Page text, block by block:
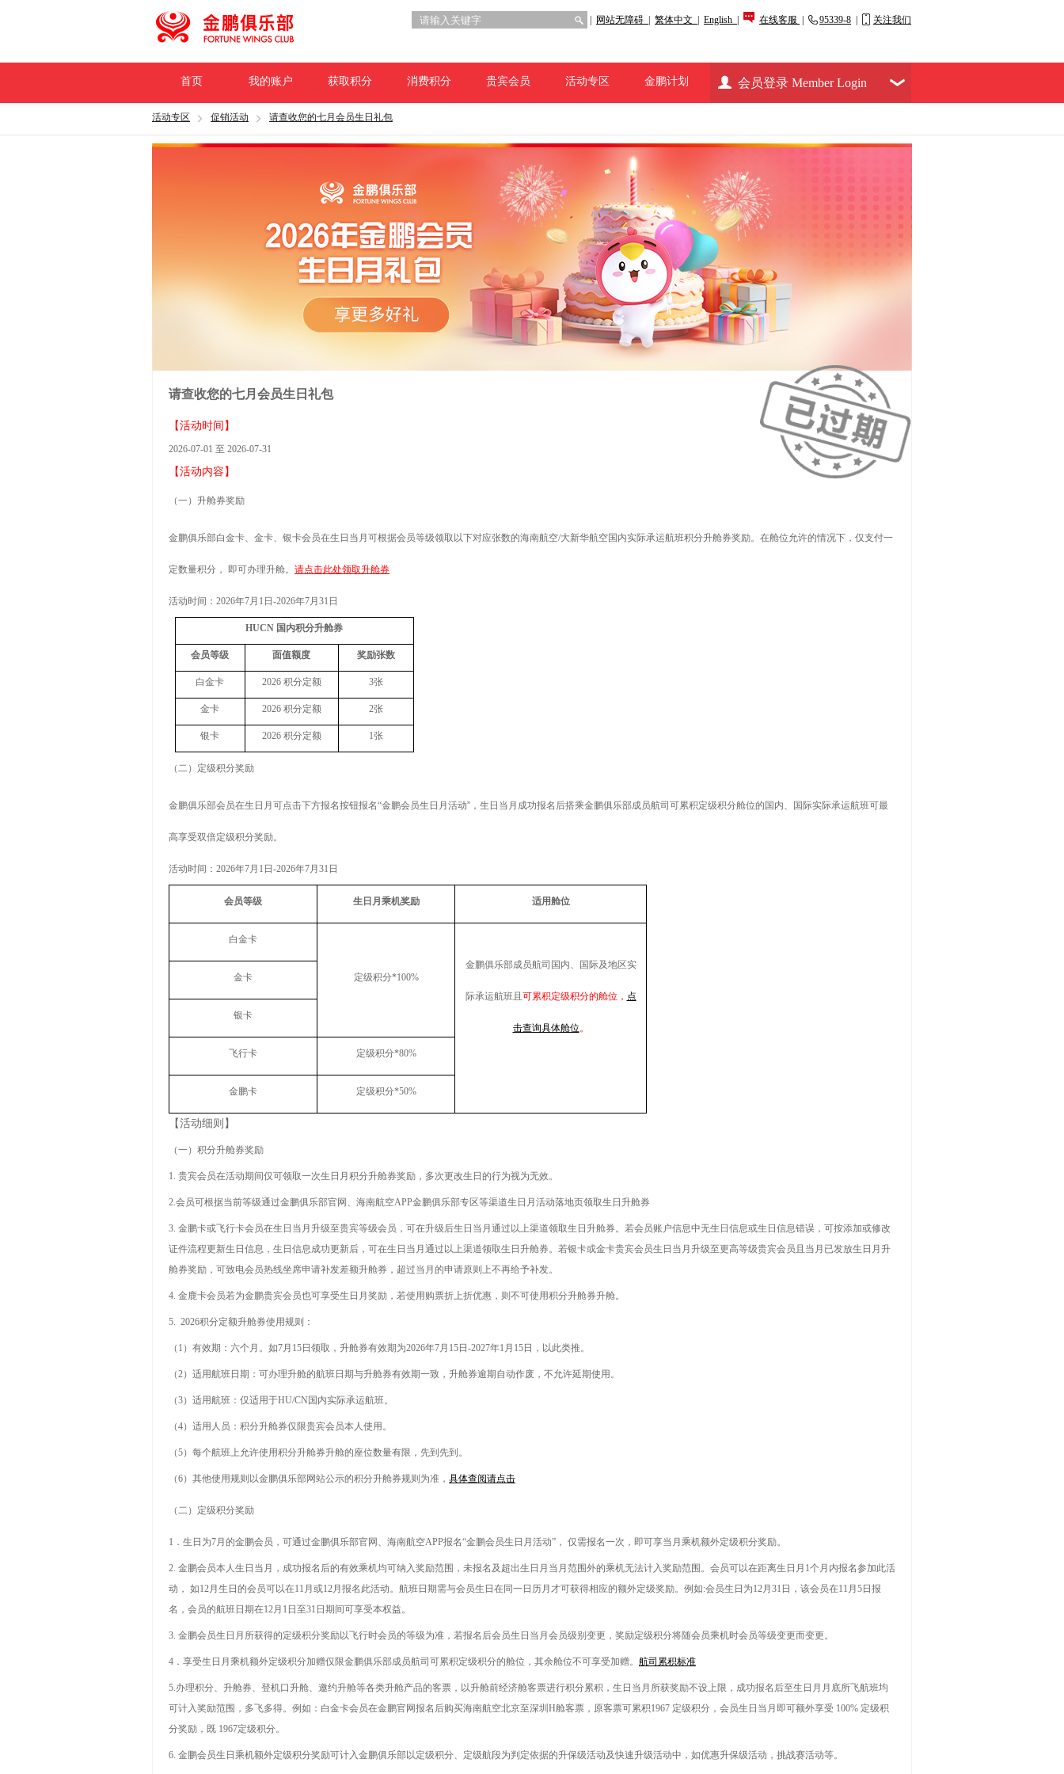
网站无障碍 | 繁体中文 | English | 在线客服 95339-8 关注我们
首页 我的账户 获取积分 消费积分 贵宾会员 活动专区 金鹏计划 会员登录 Member Login
活动专区 促销活动 请查收您的七月会员生日礼包
请查收您的七月会员生日礼包
【活动时间】
2026-07-01 至 2026-07-31
【活动内容】
（一）升舱券奖励
金鹏俱乐部白金卡、金卡、银卡会员在生日当月可根据会员等级领取 以下对应张数的海南航空/大新华航空国内实际承运航班积分升舱券奖励。在舱位允许的情况下，仅支付一
定数量积分， 即可办理升舱。 请点击此处领取升舱券
活动时间： 2026年7月 1 日 -2026年7月 31 日
HUCN 国内积分升舱券
会员等级 面值额度 奖励张数
白金卡 2026 积分定额 3张
金卡 2026 积分定额 2张
银卡 2026 积分定额 1张
（二）定级积分奖励
金鹏俱乐部会员在生日月可点击下方报名按钮报名“金鹏会员生日月活动”，生日当月成功报名后搭乘金鹏俱乐部成员航司可累积定级积分舱位的国内、国际实际承运航班可最
高享受双倍定级积分奖励。
活动时间： 2026年7月 1 日 -2026年7月 31 日
会员等级 生日月乘机奖励 适用舱位
白金卡
定级积分*100%
金鹏俱乐部成员航司国内、国际及地区实
际承运航班且 可累积定级积分的舱位， 点
击查询具体舱位。
金卡
银卡
飞行卡 定级积分*80%
金鹏卡 定级积分*50%
【活动细则】
（一）积分升舱券奖励
1. 贵宾会员在活动期间仅可领取一次生日月积分升舱券奖励，多次更改生日的行为视为无效。
2.会员可根据当前等级通过金鹏俱乐部官网、海南航空APP金鹏俱乐部专区等渠道生日月活动落地页领取生日升舱券
3. 金鹏卡或飞行卡会员在生日当月升级至贵宾等级会员，可在升级后生日当月通过以上渠道领取生日升舱券。若会员账户信息中无生日信息或生日信息错误，可按添加或修改
证件流程更新生日信息，生日信息成功更新后，可在生日当月通过以上渠道领取生日升舱券。若银卡或金卡贵宾会员生日当月升级至更高等级贵宾会员且当月已发放生日月升
舱券奖励，可致电会员热线坐席申请补发差额升舱券，超过当月的申请原则上不再给予补发。
4. 金鹿卡会员若为金鹏贵宾会员也可享受生日月奖励，若使用购票折上折优惠，则不可使用积分升舱券升舱。
5. 2026积分定额升舱券使用规则：
（ 1 ）有效期：六个月。如7月 15日领取，升舱券有效期为2026年7月 15日 -2027年1 月 15日，以此类推。
（2）适用航班日期：可办理升舱的航班日期与升舱券有效期一致，升舱券逾期自动作废，不允许延期使用。
（3）适用航班：仅适用于HU/CN 国内实际承运航班。
（4）适用人员：积分升舱券仅限贵宾会员本人使用。
（5）每个航班上允许使用积分升舱券升舱的座位数量有限，先到先到。
（6）其他使用规则以金鹏俱乐部网站公示的积分升舱券规则为准， 具体查阅请点击
（二）定级积分奖励
1 ．生日为7月的金鹏会员，可通过金鹏俱乐部官网、海南航空APP报名“金鹏会员生日月活动”， 仅需报名一次，即可享当月乘机额外定级积分奖励。
2. 金鹏会员本人生日当月，成功报名后的有效乘机均可纳入奖励范围，未报名及超出生日月当月范围外的乘机无法计入奖励范围。会员可以在距离生日月 1个月内报名参加此活
动， 如12月生日的会员可以在11 月或12月报名此活动。航班日期需与会员生日在同一日历月才可获得相应的额外定级奖励。例如:会员生日为12月 31 日，该会员在11 月 5日报
名，会员的航班日期在12月 1 日至31 日期间可享受本权益。
3. 金鹏会员生日月所获得的定级积分奖励以飞行时会员的等级为准，若报名后会员生日当月会员级别变更，奖励定级积分将随会员乘机时会员等级变更而变更。
4 ．享受生日月乘机额外定级积分加赠仅限金鹏俱乐部成员航司可累积定级积分的舱位，其余舱位不可享受加赠。 航司累积标准
5.办理积分、升舱券、登机口升舱、邀约升舱等各类升舱产品的客票，以升舱前经济舱客票进行积分累积，生日当月所获奖励不设上限，成功报名后至生日月月底所飞航班均
可计入奖励范围，多飞多得。例如：白金卡会员在金鹏官网报名后购买海南航空北京至深圳 H舱客票，原客票可累积1967 定级积分，会员生日当月即可额外享受 100% 定级积
分奖励，既 1967定级积分。
6. 金鹏会员生日乘机额外定级积分奖励可计入金鹏俱乐部以定级积分、定级航段为判定依据的升保级活动及快速升级活动中，如优惠升保级活动，挑战赛活动等。